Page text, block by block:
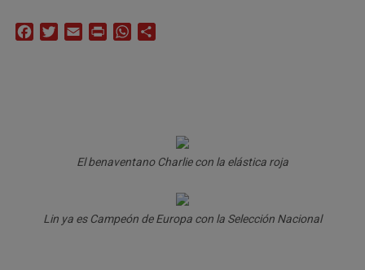
FacebookTwitterEmail Print WhatsApp
El benaventano Charlie con la elástica roja
Lin ya es Campeón de Europa con la Selección Nacional